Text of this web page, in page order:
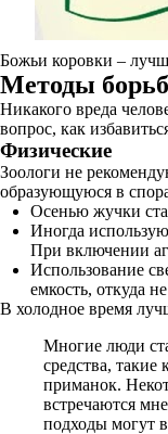
Божьи коровки –
Методы
Никакого вреда
вопрос, как
Физические
Зоологи не
образующуюся в
Осенью жучки
Иногда
При включении
Использование
емкость, откуда
В холодное время
Многие люди
средства,
приманок.
встречаются
подходы могут